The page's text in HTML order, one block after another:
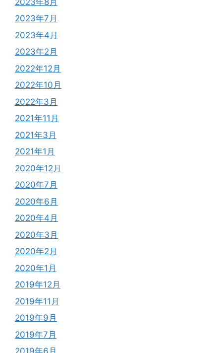
2023年7月
2023年4月
2023年2月
2022年12月
2022年10月
2022年3月
2021年11月
2021年3月
2021年1月
2020年12月
2020年7月
2020年6月
2020年4月
2020年3月
2020年2月
2020年1月
2019年12月
2019年11月
2019年9月
2019年7月
2019年6月